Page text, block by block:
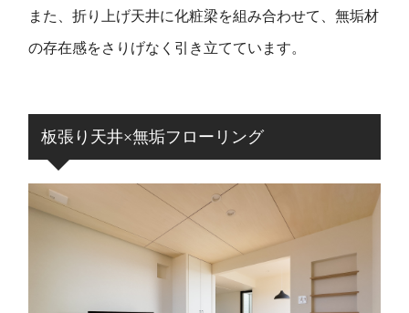
また、折り上げ天井に化粧梁を組み合わせて、無垢材
の存在感をさりげなく引き立てています。
板張り天井×無垢フローリング